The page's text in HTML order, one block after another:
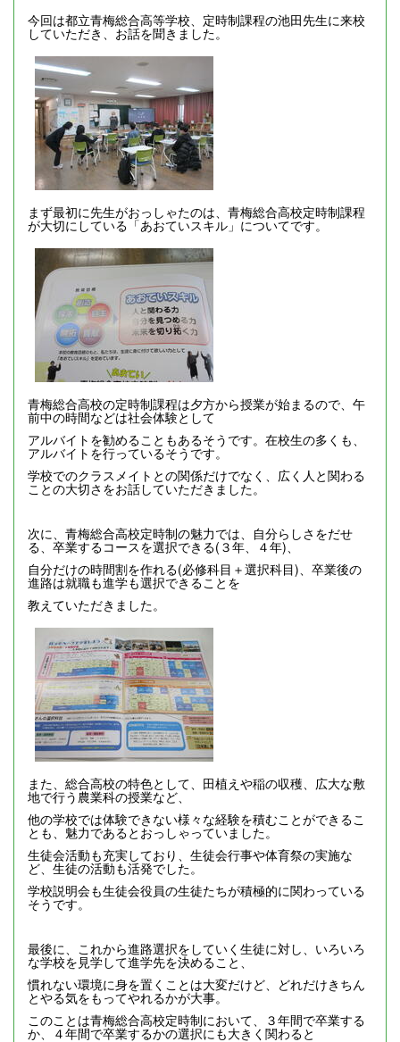
今回は都立青梅総合高等学校、定時制課程の池田先生に来校
していただき、お話を聞きました。
まず最初に先生がおっしゃたのは、青梅総合高校定時制課程
が大切にしている「あおていスキル」についてです。
青梅総合高校の定時制課程は夕方から授業が始まるので、午
前中の時間などは社会体験として
アルバイトを勧めることもあるそうです。在校生の多くも、
アルバイトを行っているそうです。
学校でのクラスメイトとの関係だけでなく、広く人と関わる
ことの大切さをお話していただきました。
次に、青梅総合高校定時制の魅力では、自分らしさをだせ
る、卒業するコースを選択できる(３年、４年)、
自分だけの時間割を作れる(必修科目＋選択科目)、卒業後の
進路は就職も進学も選択できることを
教えていただきました。
また、総合高校の特色として、田植えや稲の収穫、広大な敷
地で行う農業科の授業など、
他の学校では体験できない様々な経験を積むことができるこ
とも、魅力であるとおっしゃっていました。
生徒会活動も充実しており、生徒会行事や体育祭の実施な
ど、生徒の活動も活発でした。
学校説明会も生徒会役員の生徒たちが積極的に関わっている
そうです。
最後に、これから進路選択をしていく生徒に対し、いろいろ
な学校を見学して進学先を決めること、
慣れない環境に身を置くことは大変だけど、どれだけきちん
とやる気をもってやれるかが大事。
このことは青梅総合高校定時制において、３年間で卒業する
か、４年間で卒業するかの選択にも大きく関わると